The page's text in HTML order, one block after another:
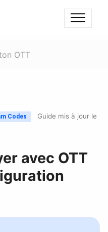
OTT
Codes
Guide mis à jour le
avec OTT